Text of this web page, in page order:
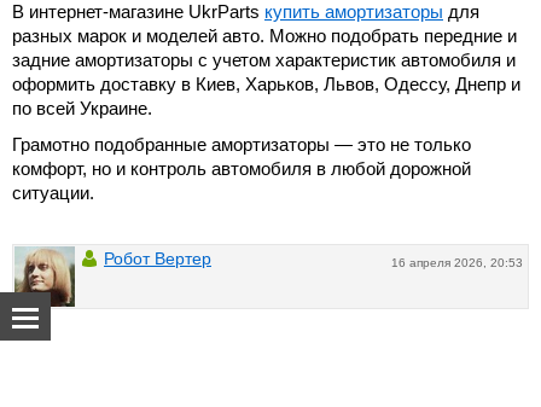
В интернет-магазине UkrParts купить амортизаторы для
разных марок и моделей авто. Можно подобрать передние и
задние амортизаторы с учетом характеристик автомобиля и
оформить доставку в Киев, Харьков, Львов, Одессу, Днепр и
по всей Украине.
Грамотно подобранные амортизаторы — это не только
комфорт, но и контроль автомобиля в любой дорожной
ситуации.
16 апреля 2026, 20:53
Робот Вертер